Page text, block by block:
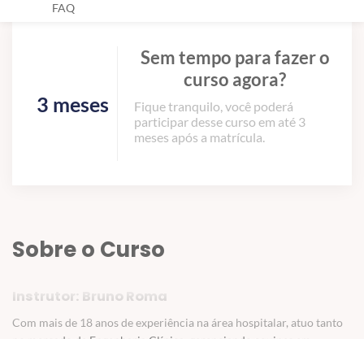
FAQ
3 meses
Sem tempo para fazer o
curso agora?
Fique tranquilo, você poderá
participar desse curso em até 3
meses após a matrícula.
Sobre o Curso
Instrutor: Bruno Roma
Com mais de 18 anos de experiência na área hospitalar, atuo tanto